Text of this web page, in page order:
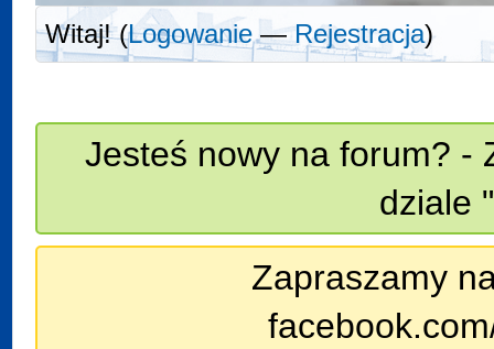
Witaj! (Logowanie—Rejestracja)
Jesteś nowy na forum? -
dziale
Zapraszamy